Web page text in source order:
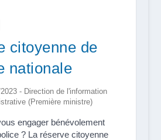
citoyenne de
nationale
- Direction de l'information
(Première ministre)
engager bénévolement
? La réserve citoyenne